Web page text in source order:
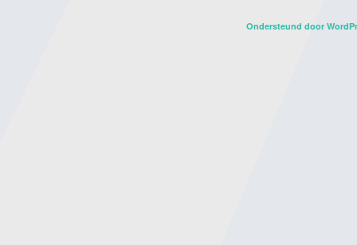
Ondersteund door